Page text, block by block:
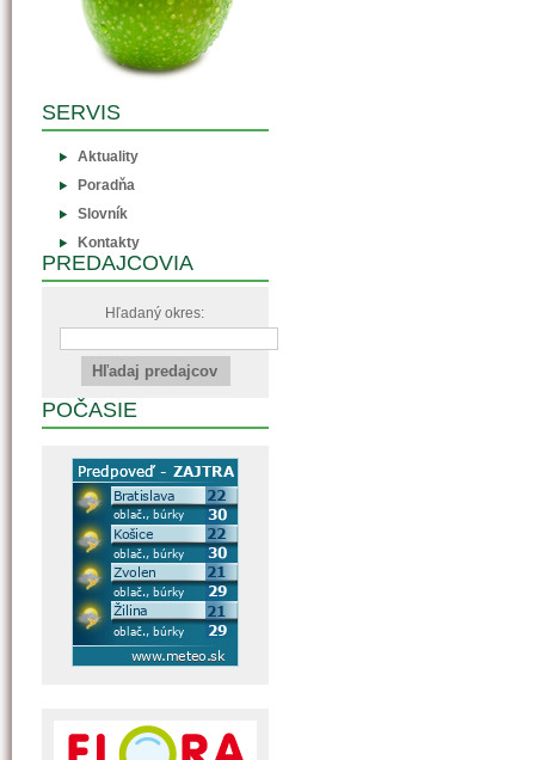
SERVIS
Aktuality
Poradňa
Slovník
Kontakty
PREDAJCOVIA
Hľadaný okres:
POČASIE